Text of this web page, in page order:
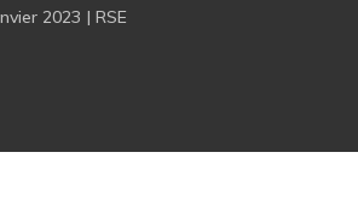
2023 | RSE